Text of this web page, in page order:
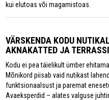
kui elutoas või magamistoas.
VÄRSKENDA KODU
AKNAKATTED JA
Kodu ei pea täielikult ümber
Mõnikord piisab vaid nutikast
funktsionaalsust ja paremat
Avaeksperdid – alates valguse